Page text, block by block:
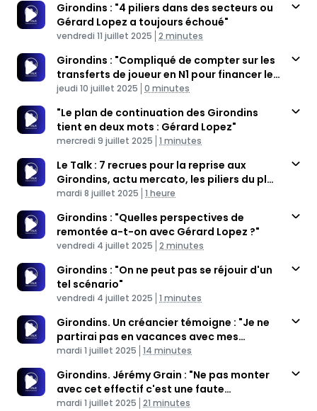
Girondins : "4 piliers dans des secteurs ou
Gérard Lopez a toujours échoué"
Published At
vendredi 11 juillet 2025 Time
2 minutes
Girondins : "Compliqué de compter sur les
transferts de joueur en N1 pour financer le
club"
Published At
jeudi 10 juillet 2025 Time
0 minutes
"Le plan de continuation des Girondins
tient en deux mots : Gérard Lopez"
Published At
mercredi 9 juillet 2025 Time
1 minutes
Le Talk : 7 recrues pour la reprise aux
Girondins, actu mercato, les piliers du plan
de continuation
Published At
mardi 8 juillet 2025 Time
1 heure
Girondins : "Quelles perspectives de
remontée a-t-on avec Gérard Lopez ?"
Published At
vendredi 4 juillet 2025 Time
2 minutes
Girondins : "On ne peut pas se réjouir d'un
tel scénario"
Published At
vendredi 4 juillet 2025 Time
1 minutes
Girondins. Un créancier témoigne : "Je ne
partirai pas en vacances avec mes
enfants cet été"
Published At
mardi 1 juillet 2025 Time
14 minutes
Girondins. Jérémy Grain : "Ne pas monter
avec cet effectif c'est une faute
professionnelle"
Published At
mardi 1 juillet 2025 Time
21 minutes